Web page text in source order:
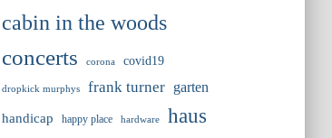
cabin in the woods
concerts
corona covid19
dropkick murphys frank turner
garten
handicap
happy place hardware haus